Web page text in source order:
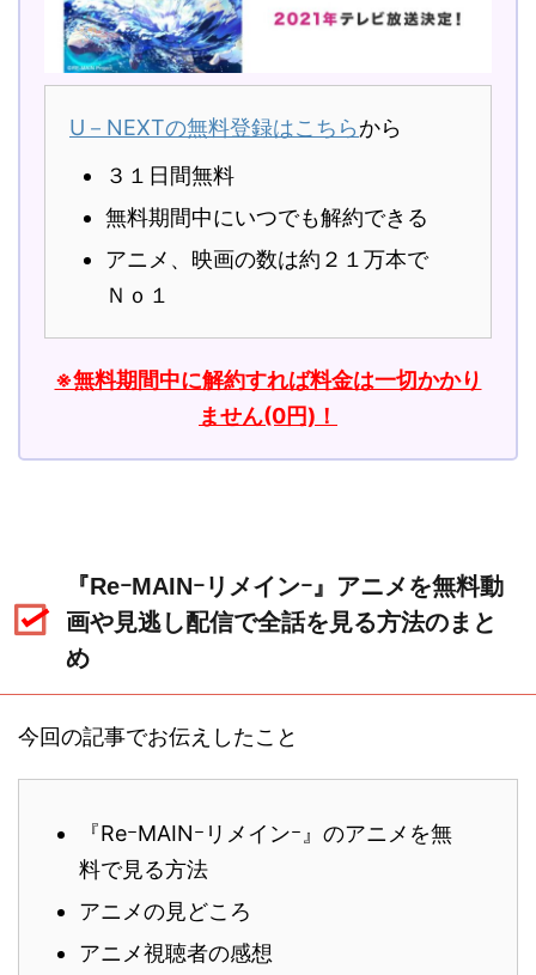
U－NEXTの無料登録はこちらから
３１日間無料
無料期間中にいつでも解約できる
アニメ、映画の数は約２１万本で
Ｎｏ１
※無料期間中に解約すれば料金は一切かかり
ません(0円)！
『ReｰMAINｰリメインｰ』アニメを無料動
画や見逃し配信で全話を見る方法のまと
め
今回の記事でお伝えしたこと
『ReｰMAINｰリメインｰ』のアニメを無
料で見る方法
アニメの見どころ
アニメ視聴者の感想